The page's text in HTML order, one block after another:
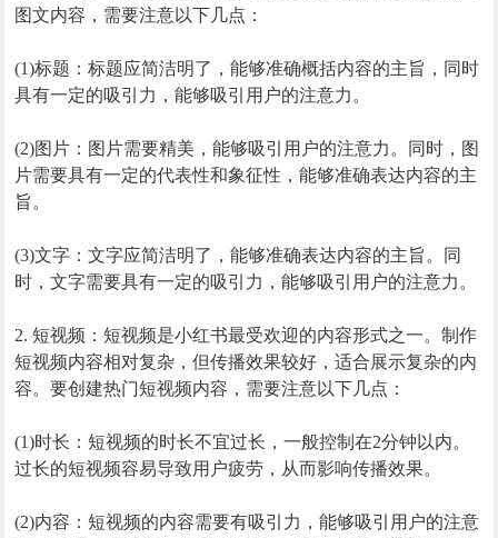
图文内容，需要注意以下几点：
(1)标题：标题应简洁明了，能够准确概括内容的主旨，同时
具有一定的吸引力，能够吸引用户的注意力。
(2)图片：图片需要精美，能够吸引用户的注意力。同时，图
片需要具有一定的代表性和象征性，能够准确表达内容的主
旨。
(3)文字：文字应简洁明了，能够准确表达内容的主旨。同
时，文字需要具有一定的吸引力，能够吸引用户的注意力。
2. 短视频：短视频是小红书最受欢迎的内容形式之一。制作
短视频内容相对复杂，但传播效果较好，适合展示复杂的内
容。要创建热门短视频内容，需要注意以下几点：
(1)时长：短视频的时长不宜过长，一般控制在2分钟以内。
过长的短视频容易导致用户疲劳，从而影响传播效果。
(2)内容：短视频的内容需要有吸引力，能够吸引用户的注意